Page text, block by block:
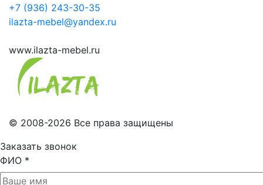
+7 (936) 243-30-35
ilazta-mebel@yandex.ru
www.ilazta-mebel.ru
© 2008-2026 Все права защищены
Заказать звонок
ФИО *